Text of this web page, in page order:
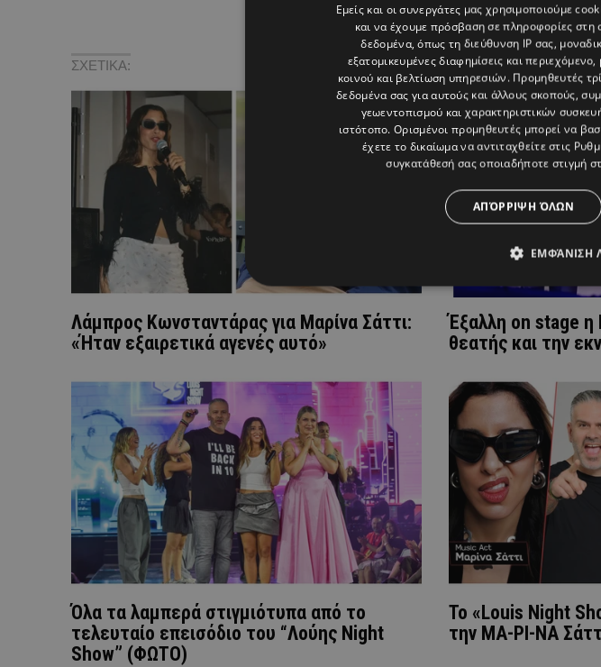
ΣΧΕΤΙΚΑ:
Λάμπρος Κωνσταντάρας για Μαρίνα Σάττι:
«Ήταν εξαιρετικά αγενές αυτό»
Έξαλλη on stage η
θεατής και την
Όλα τα λαμπερά στιγμιότυπα από το
τελευταίο επεισόδιο του “Λούης Night
Show” (ΦΩΤΟ)
To «Louis Night
την ΜΑ-ΡΙ-ΝΑ
Εμείς και οι συνεργάτες μας χρησιμοποιούμε
και να έχουμε πρόσβαση σε πληροφορίες
δεδομένα, όπως τη διεύθυνση IP σας,
εξατομικευμένες διαφημίσεις και
κοινού και βελτίωση υπηρεσιών. Προμηθευτές
δεδομένα σας για αυτούς και άλλους σκοπούς,
γεωεντοπισμού και χαρακτηριστικών
ιστότοπο. Ορισμένοι προμηθευτές μπορεί να
έχετε το δικαίωμα να αντιταχθείτε στις
συγκατάθεσή σας οποιαδήποτε στιγμή
ΑΠΌΡΡΙΨΗ ΌΛΩΝ
ΕΜΦΆΝΙΣΗ